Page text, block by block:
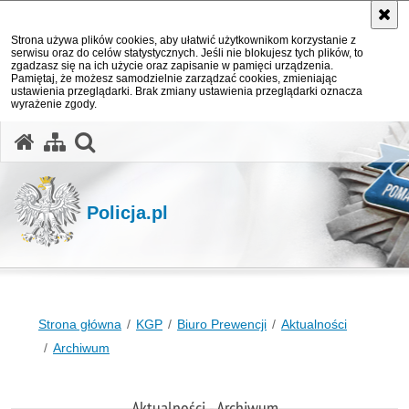
Strona używa plików cookies, aby ułatwić użytkownikom korzystanie z
serwisu oraz do celów statystycznych. Jeśli nie blokujesz tych plików, to
zgadzasz się na ich użycie oraz zapisanie w pamięci urządzenia.
Pamiętaj, że możesz samodzielnie zarządzać cookies, zmieniając
ustawienia przeglądarki. Brak zmiany ustawienia przeglądarki oznacza
wyrażenie zgody.
Policja.pl
Strona główna KGP Biuro Prewencji
Aktualności
Archiwum